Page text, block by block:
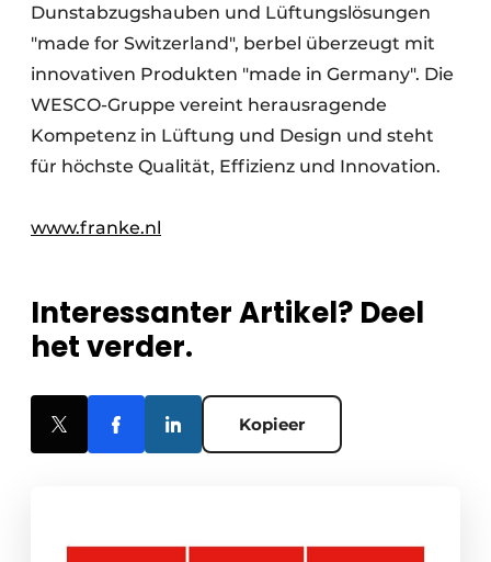
Dunstabzugshauben und Lüftungslösungen
"made for Switzerland", berbel überzeugt mit
innovativen Produkten "made in Germany". Die
WESCO-Gruppe vereint herausragende
Kompetenz in Lüftung und Design und steht
für höchste Qualität, Effizienz und Innovation.
www.franke.nl
Interessanter Artikel? Deel
het verder.
Kopieer